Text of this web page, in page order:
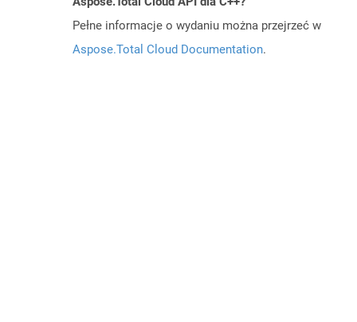
Pełne informacje o wydaniu można przejrzeć w
Aspose.Total Cloud Documentation.